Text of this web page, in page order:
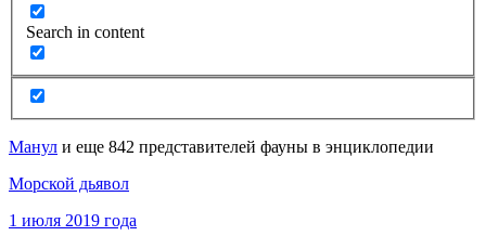
Search in content
Манул и еще 842 представителей фауны в энциклопедии
Морской дьявол
1 июля 2019 года